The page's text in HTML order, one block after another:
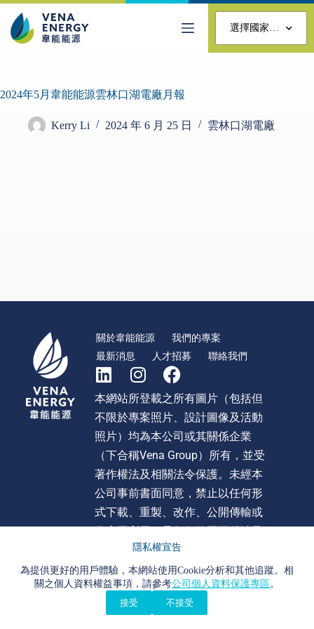
隱私權宣告
為提供更好的用戶體驗，本網站使用Cookie分析和其他追蹤。相
關之個人資料權益事項，請參考公司個人資料保護專區。
接受
不接受
選擇國家…
2024年5月韋能能源雲林口湖電廠月報
Kerry Li 2024 年 6 月 25 日 雲林口湖電廠
關於韋能能源
我們的專案
最新消息
人才招募 聯絡我們
本網站所登載之所有圖片（包括但
不限於專案照片、設計圖像及活動
照片）均為本公司或其關係企業
（下合稱Vena Group）所有，並受
著作權法及相關法令保護。未經本
公司事前書面同意，禁止以任何形
式下載、重製、改作、公開傳輸或
作商業利用。且任何使用不得涉及
不當影射、詆毀或貶損 Vena Group
或旗下任何公司之形象或商譽。違
者本公司將依法追究法律責任。